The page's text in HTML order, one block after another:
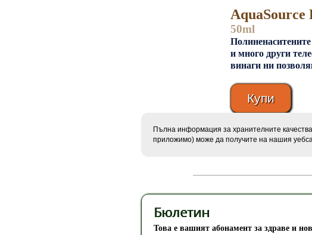
AquaSource
50ml
и много други
винаги ни
Купи
Пълна информация за хранителните
приложимо) може да получите на нашия
Бюлетин
Това е вашият абонамент за здраве и